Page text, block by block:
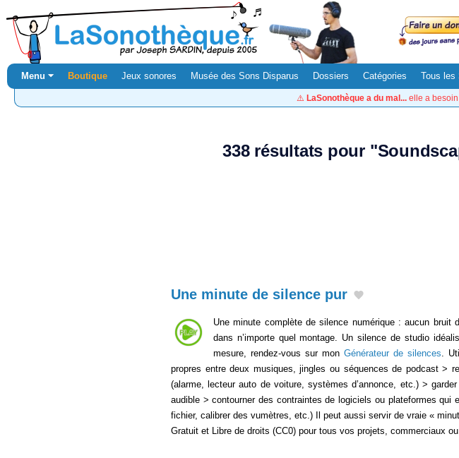
Menu ⏷ Boutique Jeux sonores Musée des Sons Disparus Dossiers Catégories Tous les
⚠️ LaSonothèque a du mal... elle a
338 résultats pour
Une minute de silence pur
Une minute complète de silence numérique : aucun
dans n’importe quel montage. Un silence de studio
mesure, rendez-vous sur monGénérateur de silences .
propres entre deux musiques, jingles ou séquences de podcast >
(alarme, lecteur auto de voiture, systèmes d’annonce, etc.) >
audible > contourner des contraintes de logiciels ou plateformes qui
fichier, calibrer des vumètres, etc.) Il peut aussi servir de vraie «
Gratuit et Libre de droits (CC0) pour tous vos projets, commerciaux ou